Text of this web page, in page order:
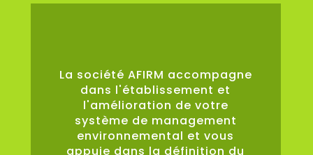
La société AFIRM accompagne
dans l'établissement et
l'amélioration de votre
système de management
environnemental et vous
appuie dans la définition du